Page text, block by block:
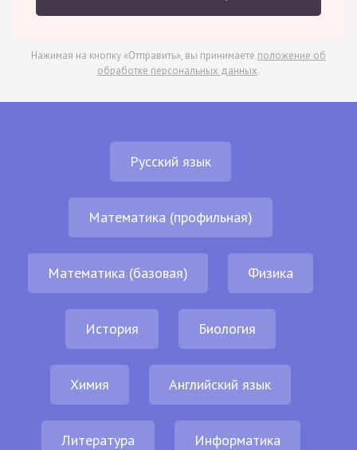
Нажимая на кнопку «Отправить», вы принимаете положение об
обработке персональных данных.
Русский язык
Математика (профильная)
Математика (базовая) Физика
История Биология
Химия Английский язык
Литература Информатика